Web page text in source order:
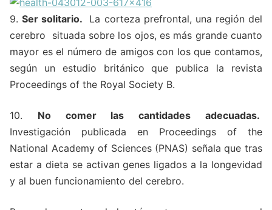
9.Ser solitario.
La corteza prefrontal, una región del
cerebro situada sobre los ojos, es más grande cuanto
mayor es el número de amigos con los que contamos,
según un estudio británico que publica la revista
Proceedings of the Royal Society B.
10. No comer las cantidades adecuadas.
Investigación publicada en Proceedings of the
National Academy of Sciences (PNAS) señala que tras
estar a dieta se activan genes ligados a la longevidad
y al buen funcionamiento del cerebro.